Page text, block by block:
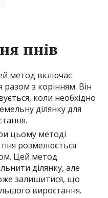
пнів
метод включає
з корінням. Він
коли необхідно
ділянку для
цьому методі
пня розмелюється
Цей метод
ділянку, але
залишитися, що
виростання.